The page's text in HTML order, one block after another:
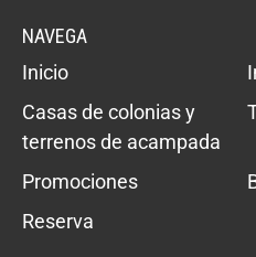
NAVEGA
Inicio
Casas de colonias y
terrenos de acampada
Promociones
Reserva